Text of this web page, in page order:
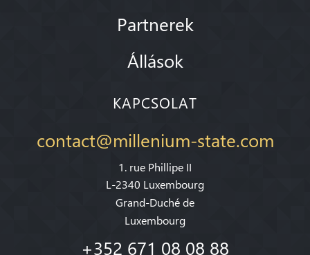
Partnerek
Állások
KAPCSOLAT
contact@millenium-state.com
1. rue Phillipe II
L-2340 Luxembourg
Grand-Duché de
Luxembourg
+352 671 08 08 88